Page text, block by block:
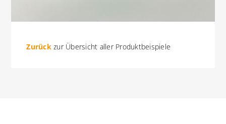
Zurückzur Übersicht aller Produktbeispiele